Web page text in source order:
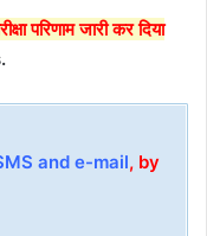
जारी कर दिया
and e-mail, by